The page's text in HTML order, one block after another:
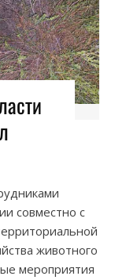
совместно с
животного
мероприятия